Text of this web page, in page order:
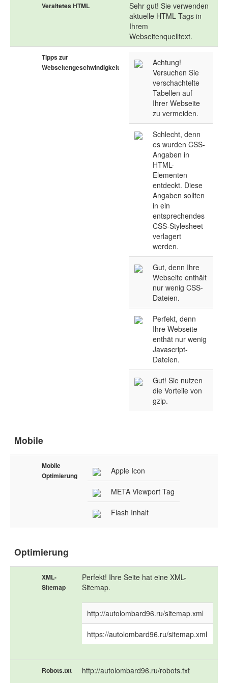
Veraltetes HTML
Sehr gut! Sie verwenden
aktuelle HTML Tags in
Ihrem
Webseitenquelltext.
Tipps zur
Webseitengeschwindigkeit
Achtung!
Versuchen Sie
verschachtelte
Tabellen auf
Ihrer Webseite
zu vermeiden.
Schlecht, denn
es wurden CSS-
Angaben in
HTML-
Elementen
entdeckt. Diese
Angaben sollten
in ein
entsprechendes
CSS-Stylesheet
verlagert
werden.
Gut, denn Ihre
Webseite enthält
nur wenig CSS-
Dateien.
Perfekt, denn
Ihre Webseite
enthät nur wenig
Javascript-
Dateien.
Gut! Sie nutzen
die Vorteile von
gzip.
Mobile
Mobile
Optimierung
Apple Icon
META Viewport Tag
Flash Inhalt
Optimierung
XML-
Sitemap
Perfekt! Ihre Seite hat eine XML-
Sitemap.
http://autolombard96.ru/sitemap.xml
https://autolombard96.ru/sitemap.xml
Robots.txt
http://autolombard96.ru/robots.txt